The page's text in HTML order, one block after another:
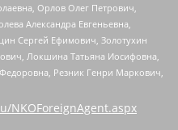
Орлов Олег Петрович,
Александра Евгеньевна,
Сергей Ефимович, Золотухин
Локшина Татьяна Иосифовна,
Резник Генри Маркович,
NKOForeignAgent.aspx